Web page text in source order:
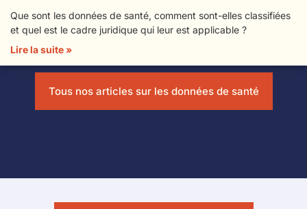
Que sont les données de santé, comment sont-elles classifiées
et quel est le cadre juridique qui leur est applicable ?
Lire la suite »
Tous nos articles sur les données de santé